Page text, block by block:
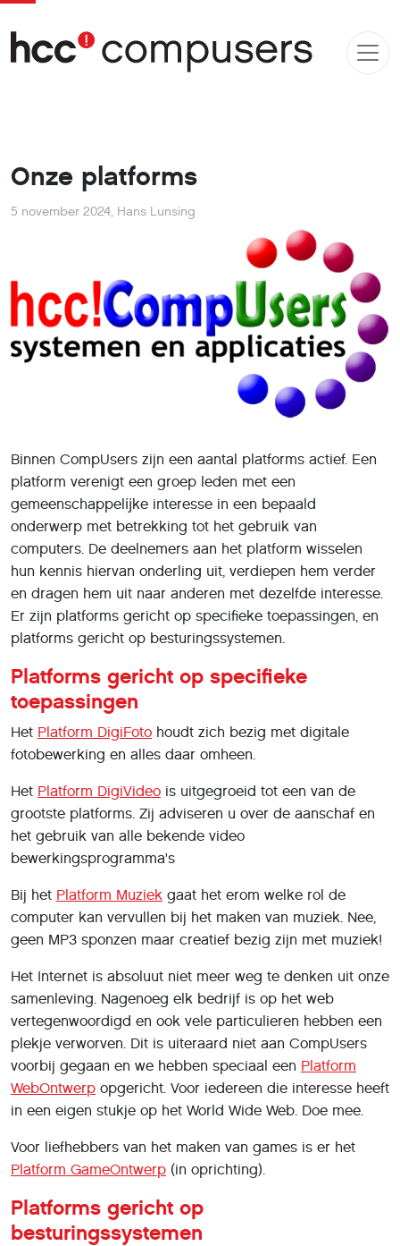
Onze platforms
5 november 2024, Hans Lunsing
Binnen CompUsers zijn een aantal platforms actief. Een
platform verenigt een groep leden met een
gemeenschappelĳke interesse in een bepaald
onderwerp met betrekking tot het gebruik van
computers. De deelnemers aan het platform wisselen
hun kennis hiervan onderling uit, verdiepen hem verder
en dragen hem uit naar anderen met dezelfde interesse.
Er zijn platforms gericht op specifieke toepassingen, en
platforms gericht op besturingssystemen.
Platforms gericht op specifieke
toepassingen
Het Platform DigiFoto houdt zich bezig met digitale
fotobewerking en alles daar omheen.
Het Platform DigiVideo is uitgegroeid tot een van de
grootste platforms. Zij adviseren u over de aanschaf en
het gebruik van alle bekende video
bewerkingsprogramma's
Bij het Platform Muziek gaat het erom welke rol de
computer kan vervullen bij het maken van muziek. Nee,
geen MP3 sponzen maar creatief bezig zijn met muziek!
Het Internet is absoluut niet meer weg te denken uit onze
samenleving. Nagenoeg elk bedrijf is op het web
vertegenwoordigd en ook vele particulieren hebben een
plekje verworven. Dit is uiteraard niet aan CompUsers
voorbij gegaan en we hebben speciaal een Platform
WebOntwerp opgericht. Voor iedereen die interesse heeft
in een eigen stukje op het World Wide Web. Doe mee.
Voor liefhebbers van het maken van games is er het
Platform GameOntwerp (in oprichting).
Platforms gericht op
besturingssystemen